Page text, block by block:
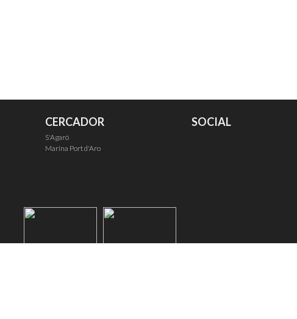
CERCADOR
S'Agaró
Marina Port d'Aro
SOCIAL